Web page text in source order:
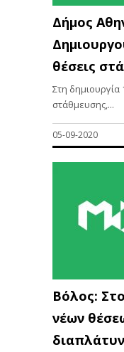
Δήμος
θέσεις
Στη
στάθμευσης,...
05-09-2020
Βόλος:
νέων